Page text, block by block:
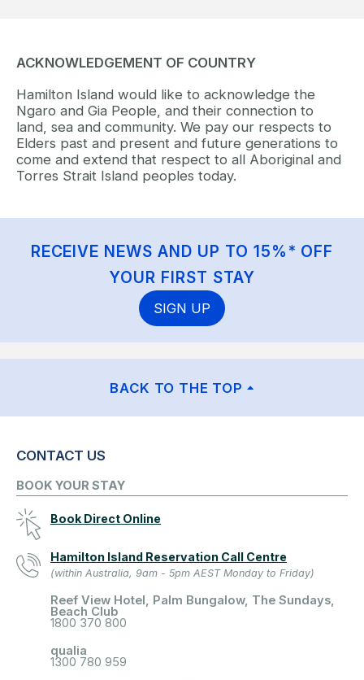
ACKNOWLEDGEMENT OF COUNTRY
Hamilton Island would like to acknowledge the
Ngaro and Gia People, and their connection to
land, sea and community. We pay our respects to
Elders past and present and future generations to
come and extend that respect to all Aboriginal and
Torres Strait Island peoples today.
RECEIVE NEWS AND UP TO 15%* OFF
YOUR FIRST STAY
SIGN UP
BACK TO THE TOP
CONTACT US
BOOK YOUR STAY
Book Direct Online
Hamilton Island Reservation Call Centre
(within Australia, 9am - 5pm AEST Monday to Friday)
Reef View Hotel, Palm Bungalow, The Sundays,
Beach Club
1800 370 800
qualia
1300 780 959